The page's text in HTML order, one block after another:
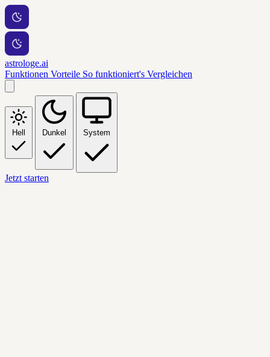
astrologe.ai
Funktionen Vorteile So funktioniert's Vergleichen
Hell Dunkel System
Jetzt starten